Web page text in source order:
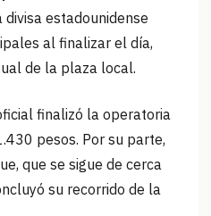
estadounidense
al finalizar el día,
de la plaza local.
finalizó la operatoria
pesos. Por su parte,
que se sigue de cerca
su recorrido de la